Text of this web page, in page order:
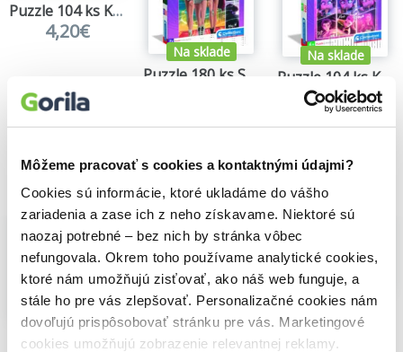
Môžeme pracovať s cookies a kontaktnými údajmi?
Cookies sú informácie, ktoré ukladáme do vášho
zariadenia a zase ich z neho získavame. Niektoré sú
naozaj potrebné – bez nich by stránka vôbec
nefungovala. Okrem toho používame analytické cookies,
ktoré nám umožňujú zisťovať, ako náš web funguje, a
stále ho pre vás zlepšovať. Personalizačné cookies nám
dovoľujú prispôsobovať stránku pre vás. Marketingové
cookies umožňujú zobrazenie relevantnej reklamy.
Puzzle 104 ks KPOP Demon Hunters
4,20€
Na sklade Na sklade
Puzzle 104 ks KPOP Demon Hunters - 2
3,90€
Vybrané pre teba
Létající Holanďan - 3D LED
Na sklade
4,20€